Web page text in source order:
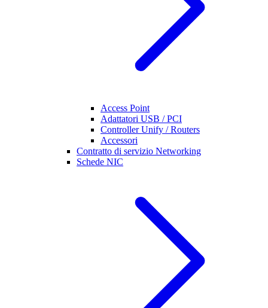
Access Point
Adattatori USB / PCI
Controller Unify / Routers
Accessori
Contratto di servizio Networking
Schede NIC